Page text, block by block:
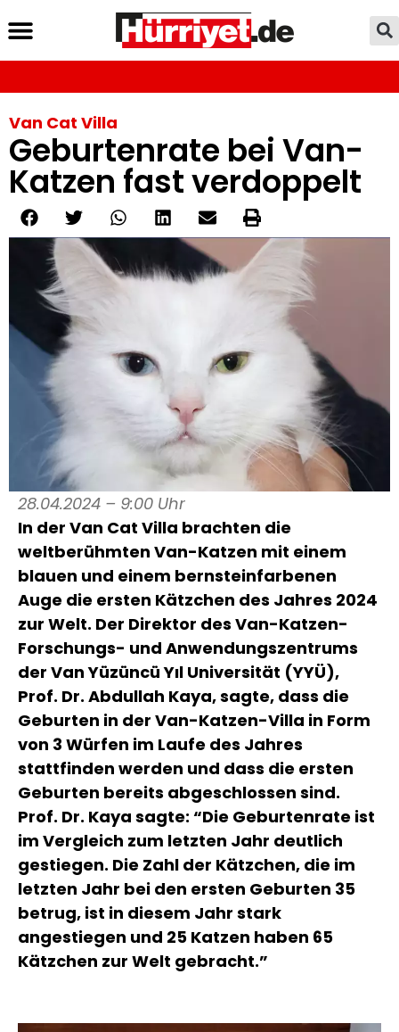
Van Cat Villa
Geburtenrate bei Van-
Katzen fast verdoppelt
28.04.2024 – 9:00 Uhr
In der Van Cat Villa brachten die
weltberühmten Van-Katzen mit einem
blauen und einem bernsteinfarbenen
Auge die ersten Kätzchen des Jahres 2024
zur Welt. Der Direktor des Van-Katzen-
Forschungs- und Anwendungszentrums
der Van Yüzüncü Yıl Universität (YYÜ),
Prof. Dr. Abdullah Kaya, sagte, dass die
Geburten in der Van-Katzen-Villa in Form
von 3 Würfen im Laufe des Jahres
stattfinden werden und dass die ersten
Geburten bereits abgeschlossen sind.
Prof. Dr. Kaya sagte: “Die Geburtenrate ist
im Vergleich zum letzten Jahr deutlich
gestiegen. Die Zahl der Kätzchen, die im
letzten Jahr bei den ersten Geburten 35
betrug, ist in diesem Jahr stark
angestiegen und 25 Katzen haben 65
Kätzchen zur Welt gebracht.”